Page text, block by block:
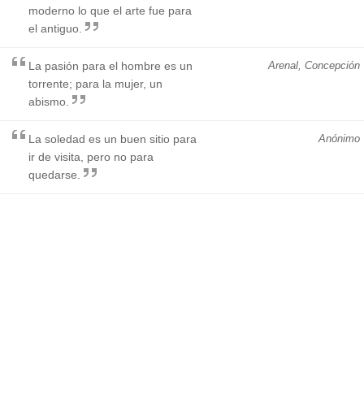
moderno lo que el arte fue para
el antiguo.
Arenal, Concepción
La pasión para el hombre es un
torrente; para la mujer, un
abismo.
Anónimo
La soledad es un buen sitio para
ir de visita, pero no para
quedarse.